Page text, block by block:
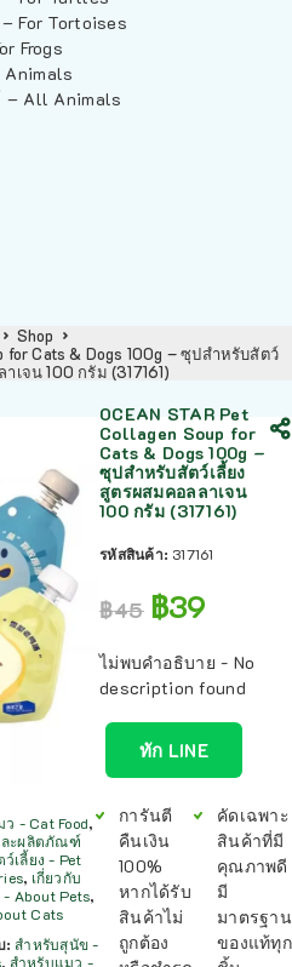
For Tortoises
Frogs
– All Animals
Shop
for Cats & Dogs 100g – ซุปสำหรับสัตว์
เจน 100 กรัม (317161)
- Cat Food,
ะผลิตภัณฑ์
เลี้ยง - Pet
, เกี่ยวกับ
- About Pets,
Cats
:สำหรับสุนัข -
, สำหรับแมว -
OCEAN STAR Pet
Collagen Soup for
Cats & Dogs 100g –
ซุปสำหรับสัตว์เลี้ยง
สูตรผสมคอลลาเจน
100 กรัม (317161)
รหัสสินค้า: 317161
฿45 ฿39
ไม่พบคำอธิบาย - No
description found
ทัก LINE
การันตี
คืนเงิน
100%
หากได้รับ
สินค้าไม่
ถูกต้อง
คัดเฉพาะ
สินค้าที่มี
คุณภาพดี
มี
มาตรฐาน
ของแท้ทุก